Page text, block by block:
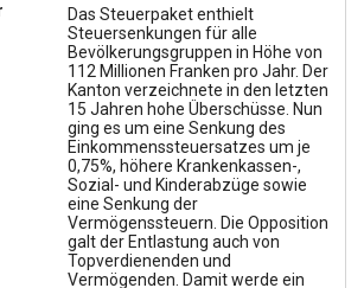
Das Steuerpaket enthielt
Steuersenkungen für alle
Bevölkerungsgruppen in Höhe von
112 Millionen Franken pro Jahr. Der
Kanton verzeichnete in den letzten
15 Jahren hohe Überschüsse. Nun
ging es um eine Senkung des
Einkommenssteuersatzes um je
0,75%, höhere Krankenkassen-,
Sozial- und Kinderabzüge sowie
eine Senkung der
Vermögenssteuern. Die Opposition
galt der Entlastung auch von
Topverdienenden und
Vermögenden. Damit werde ein